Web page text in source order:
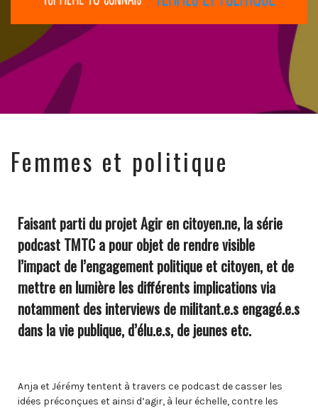
Femmes et politique
Faisant parti du projet Agir en citoyen.ne, la série
podcast TMTC a pour objet de rendre visible
l’impact de l’engagement politique et citoyen, et de
mettre en lumière les différents implications via
notamment des interviews de militant.e.s engagé.e.s
dans la vie publique, d’élu.e.s, de jeunes etc.
Anja et Jérémy tentent à travers ce podcast de casser les
idées préconçues et ainsi d’agir, à leur échelle, contre les